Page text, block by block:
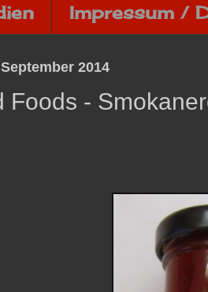
Impressum /
2014
Foods -